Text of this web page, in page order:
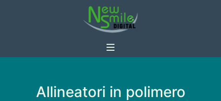
Allineatori in polimero